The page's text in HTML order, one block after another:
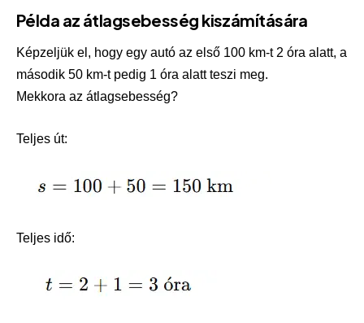
Példa az átlagsebesség kiszámítására
Képzeljük el, hogy egy autó az első 100 km-t 2 óra alatt, a
második 50 km-t pedig 1 óra alatt teszi meg.
Mekkora az átlagsebesség?
Teljes út:
Teljes idő: